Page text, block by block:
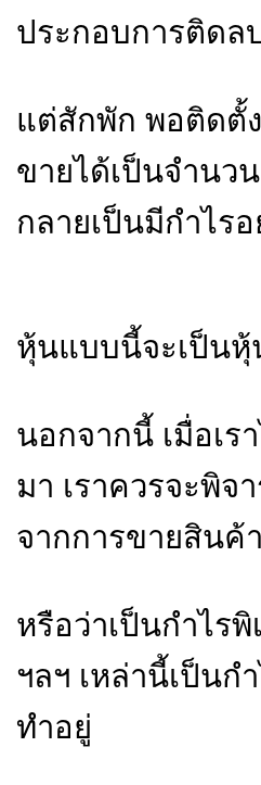
ประกอบการติดล
แต่สักพัก พอติดตั้ง
ขายได้เป็นจำนว
กลายเป็นมีกำไรอ
หุ้นแบบนี้จะเป็น
นอกจากนี้ เมื่อเร
มา เราควรจะพิจ
จากการขายสินค้
หรือว่าเป็นกำไร
ฯลฯ เหล่านี้เป็นก
ทำอยู่